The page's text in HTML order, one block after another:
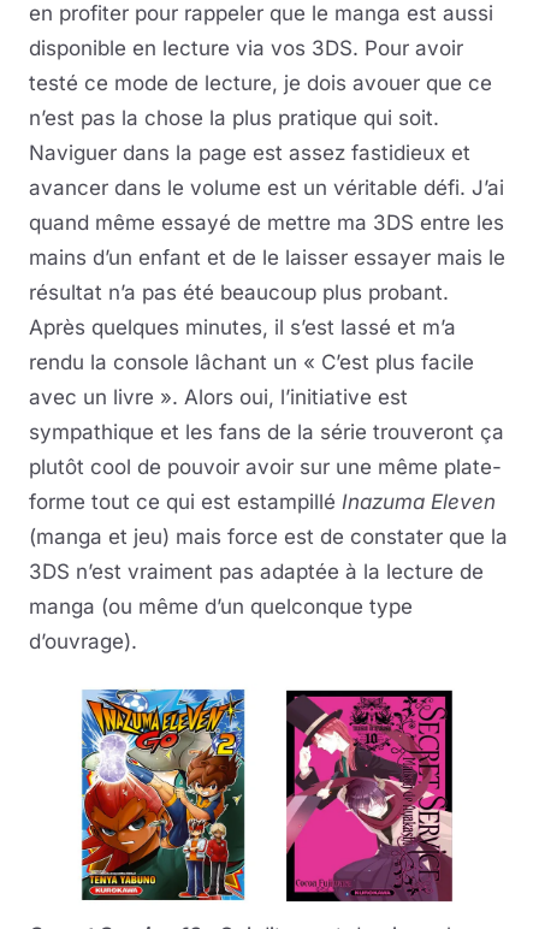
en profiter pour rappeler que le manga est aussi
disponible en lecture via vos 3DS. Pour avoir
testé ce mode de lecture, je dois avouer que ce
n’est pas la chose la plus pratique qui soit.
Naviguer dans la page est assez fastidieux et
avancer dans le volume est un véritable défi. J’ai
quand même essayé de mettre ma 3DS entre les
mains d’un enfant et de le laisser essayer mais le
résultat n’a pas été beaucoup plus probant.
Après quelques minutes, il s’est lassé et m’a
rendu la console lâchant un « C’est plus facile
avec un livre ». Alors oui, l’initiative est
sympathique et les fans de la série trouveront ça
plutôt cool de pouvoir avoir sur une même plate-
forme tout ce qui est estampillé Inazuma Eleven
(manga et jeu) mais force est de constater que la
3DS n’est vraiment pas adaptée à la lecture de
manga (ou même d’un quelconque type
d’ouvrage).